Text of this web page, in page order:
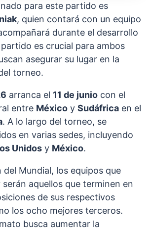
para este partido es
, quien contará con un equipo
durante el desarrollo
es crucial para ambos
asegurar su lugar en la
torneo.
arranca el 11 de junio con el
entre México y Sudáfrica en el
. A lo largo del torneo, se
en varias sedes, incluyendo
Unidos y México.
del Mundial, los equipos que
aquellos que terminen en
de sus respectivos
los ocho mejores terceros.
busca aumentar la